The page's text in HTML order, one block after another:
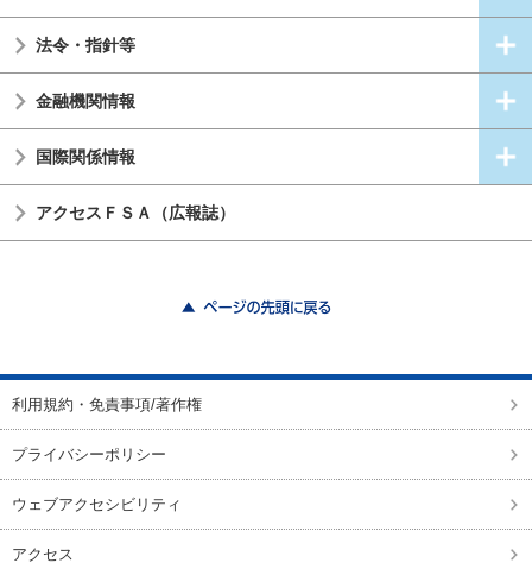
法令・指針等
金融機関情報
国際関係情報
アクセスＦＳＡ（広報誌）
利用規約・免責事項/著作権
プライバシーポリシー
ウェブアクセシビリティ
アクセス